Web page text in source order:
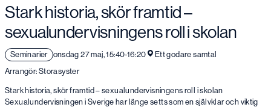
Stark historia, skör framtid –
sexualundervisningens roll i skolan
Seminarier onsdag 27 maj, 15:40-16:20
Ett godare samtal
Arrangör: Storasyster
Stark historia, skör framtid – sexualundervisningens roll i skolan
Sexualundervisningen i Sverige har länge setts som en självklar och viktig